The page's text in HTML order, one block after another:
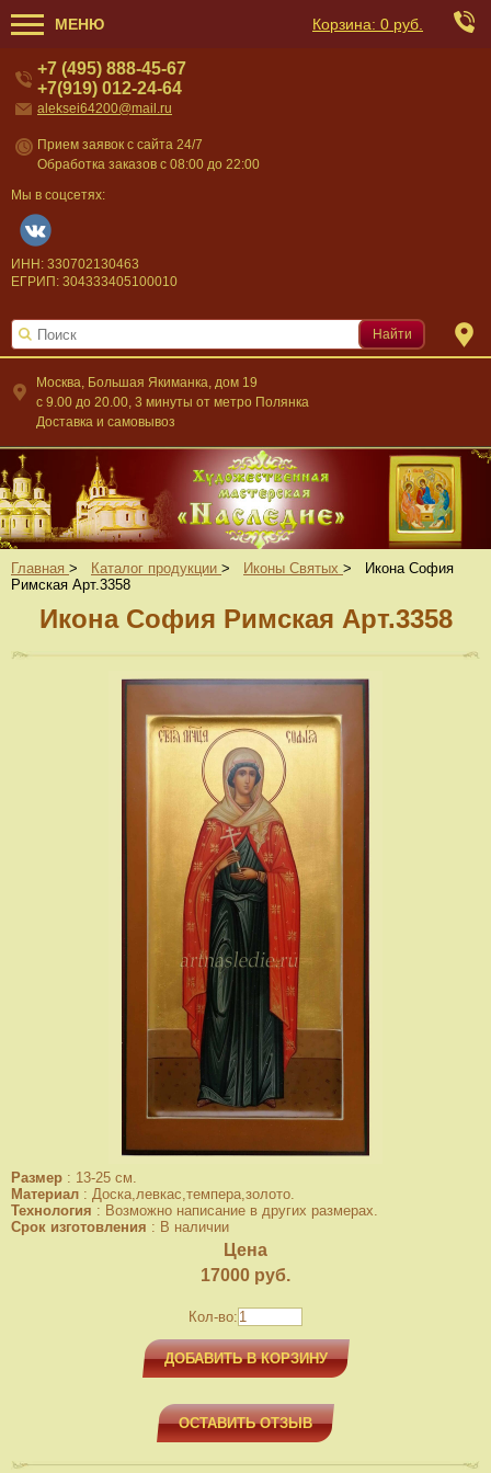
МЕНЮ Корзина: 0 руб.
Москва, Большая Якиманка, дом 19
c 9.00 до 20.00, 3 минуты от метро Полянка
Доставка и самовывоз
+7 (495) 888-45-67
+7(919) 012-24-64
aleksei64200@mail.ru
Прием заявок с сайта 24/7
Обработка заказов с 08:00 до 22:00
Мы в соцсетях:
ИНН: 330702130463
ЕГРИП: 304333405100010
Найти
Главная > Каталог продукции > Иконы Святых >
Икона София
Римская Арт.3358
Икона София Римская Арт.3358
Размер : 13-25 см.
Материал : Доска,левкас,темпера,золото.
Технология : Возможно написание в других размерах.
Срок изготовления : В наличии
Цена
17000 руб.
Кол-во:
ДОБАВИТЬ В КОРЗИНУ
ОСТАВИТЬ ОТЗЫВ